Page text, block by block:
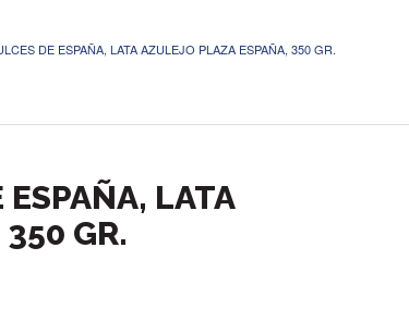
DE ESPAÑA, LATA AZULEJO PLAZA ESPAÑA, 350 GR.
LATA
GR.